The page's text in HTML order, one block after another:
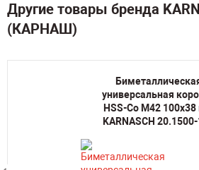
Другие товары бренда
(КАРНАШ)
универсальная
HSS-Co M42
KARNASCH